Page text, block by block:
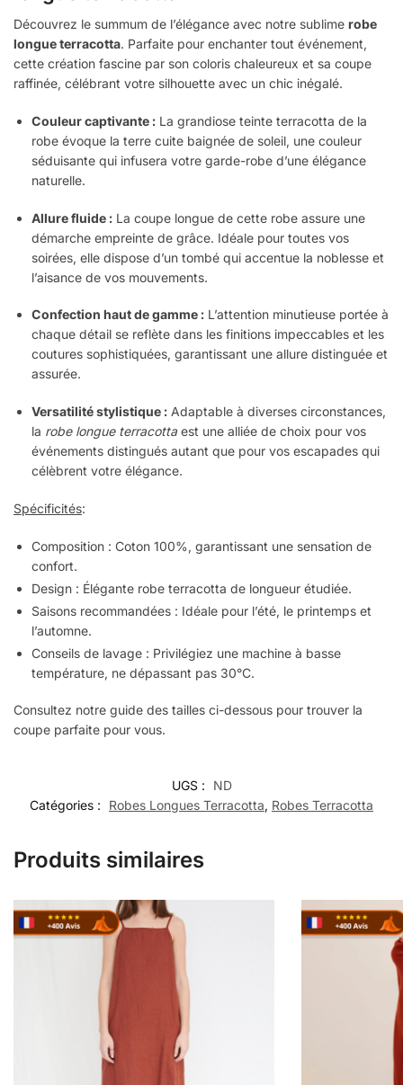
Découvrez le summum de l’élégance avec notre sublime robe
longue terracotta. Parfaite pour enchanter tout événement,
cette création fascine par son coloris chaleureux et sa coupe
raffinée, célébrant votre silhouette avec un chic inégalé.
Couleur captivante : La grandiose teinte terracotta de la
robe évoque la terre cuite baignée de soleil, une couleur
séduisante qui infusera votre garde-robe d’une élégance
naturelle.
Allure fluide : La coupe longue de cette robe assure une
démarche empreinte de grâce. Idéale pour toutes vos
soirées, elle dispose d’un tombé qui accentue la noblesse et
l’aisance de vos mouvements.
Confection haut de gamme : L’attention minutieuse portée à
chaque détail se reflète dans les finitions impeccables et les
coutures sophistiquées, garantissant une allure distinguée et
assurée.
Versatilité stylistique : Adaptable à diverses circonstances,
la robe longue terracotta est une alliée de choix pour vos
événements distingués autant que pour vos escapades qui
célèbrent votre élégance.
Spécificités:
Composition : Coton 100%, garantissant une sensation de
confort.
Design : Élégante robe terracotta de longueur étudiée.
Saisons recommandées : Idéale pour l’été, le printemps et
l’automne.
Conseils de lavage : Privilégiez une machine à basse
température, ne dépassant pas 30°C.
Consultez notre guide des tailles ci-dessous pour trouver la
coupe parfaite pour vous.
UGS :
ND
Catégories :
Robes Longues Terracotta, Robes Terracotta
Produits similaires